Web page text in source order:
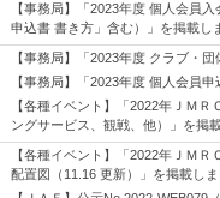
【事務局】「2023年度 個人会員
申込書 書き方」含む）」を掲載し
【事務局】「2023年度 クラブ・
【事務局】「2023年度 個人会員
【各種イベント】「2022年ＪＭ
ングサービス、観戦、他）」を掲
【各種イベント】「2022年ＪＭ
配置図（11.16 更新）」を掲載しま